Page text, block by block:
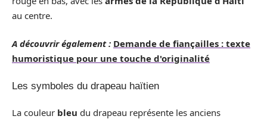
au centre.
A découvrir également : Demande de fiançailles : texte
humoristique pour une touche d'originalité
Les symboles du drapeau haïtien
La couleur bleu du drapeau représente les anciens